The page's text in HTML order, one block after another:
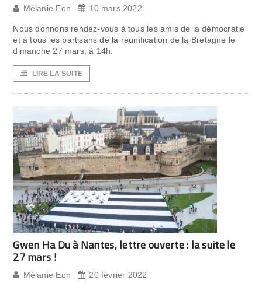
Mélanie Eon 10 mars 2022
Nous donnons rendez-vous à tous les amis de la démocratie
et à tous les partisans de la réunification de la Bretagne le
dimanche 27 mars, à 14h.
LIRE LA SUITE
Gwen Ha Du à Nantes, lettre ouverte : la suite le
27 mars !
Mélanie Eon 20 février 2022